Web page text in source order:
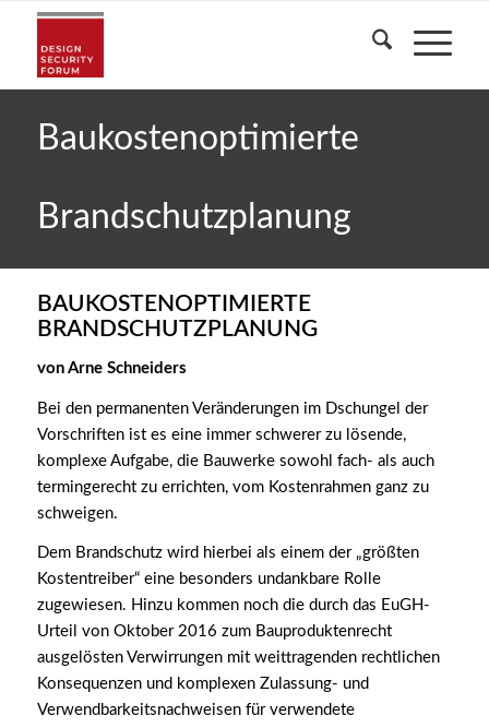
Baukostenoptimierte
Brandschutzplanung
BAUKOSTENOPTIMIERTE
BRANDSCHUTZPLANUNG
von Arne Schneiders
Bei den permanenten Veränderungen im Dschungel der
Vorschriften ist es eine immer schwerer zu lösende,
komplexe Aufgabe, die Bauwerke sowohl fach- als auch
termingerecht zu errichten, vom Kostenrahmen ganz zu
schweigen.
Dem Brandschutz wird hierbei als einem der „größten
Kostentreiber“ eine besonders undankbare Rolle
zugewiesen. Hinzu kommen noch die durch das EuGH-
Urteil von Oktober 2016 zum Bauproduktenrecht
ausgelösten Verwirrungen mit weittragenden rechtlichen
Konsequenzen und komplexen Zulassung- und
Verwendbarkeitsnachweisen für verwendete